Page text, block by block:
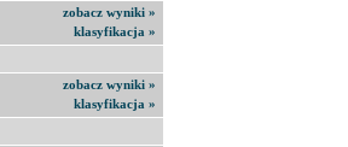
zobacz wyniki »
klasyfikacja »
zobacz wyniki »
klasyfikacja »